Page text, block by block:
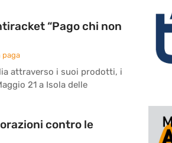
“Pago chi non
paga
attraverso i suoi prodotti, i
21 a Isola delle
contro le